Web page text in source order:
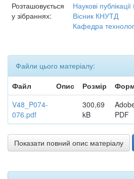
Розташовується
у зібраннях:
Наукові публікації
Вісник КНУТД
Кафедра
Файли цього матеріалу:
Файл
Опис Розмір
V48_P074-
076.pdf
300,69
kB
PDF
Показати повний опис матеріалу